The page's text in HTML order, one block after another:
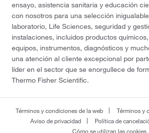
ensayo, asistencia sanitaria y educación
con nosotros para una selección
laboratorio, Life Sciences, seguridad y
instalaciones, incluidos productos
equipos, instrumentos, diagnósticos y
una atención al cliente excepcional por
líder en el sector que se enorgullece de
Thermo Fisher Scientific.
Términos y condiciones de la web
Términos y
Aviso de privacidad
Política de
Cómo se utilizan las cookies